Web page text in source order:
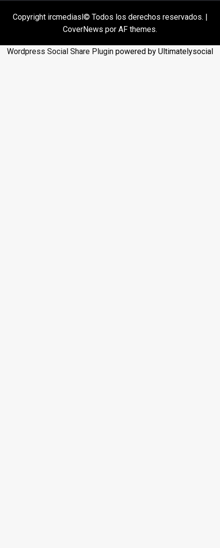
Copyright ircmediasl© Todos los derechos reservados.
CoverNews por AF themes.
Wordpress Social Share Plugin powered by Ultimatelysocial